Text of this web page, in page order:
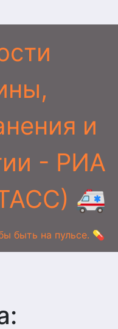
и
- РИА
🚑
быть на пульсе. 💊